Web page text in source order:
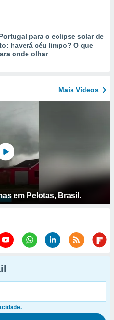
para o eclipse solar de
haverá céu limpo? O que
onde olhar
Mais Vídeos
em Pelotas, Brasil.